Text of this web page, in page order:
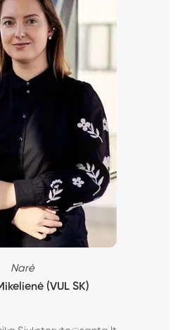
Narė
(VUL SK)